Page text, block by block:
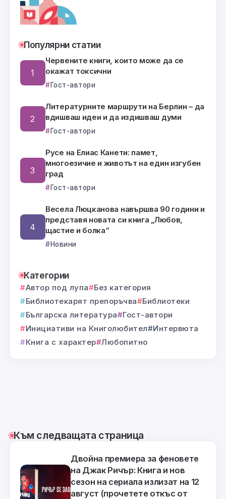
Популярни статии
Червените книги, които може да се
окажат токсични
Гост-автори
Литературните маршрути на Берлин – да
вдишваш идеи и да издишваш думи
Гост-автори
Русе на Елиас Канети: памет,
многоезичие и животът на един изгубен
град
Гост-автори
Весела Люцканова навършва 90 години и
представя новата си книга „Любов,
щастие и болка“
Новини
Категории
Автор под лупа
Без категория
Библиотекарят препоръчва
Библиотеки
Българска литература
Гост-автори
Инициативи на Книголюбител
Интервюта
Книга с характер Любопитно
Към следващата страница
Двойна премиера за феновете
на Джак Ричър: Книга и нов
сезон на сериала излизат на 12
август (прочетете откъс от